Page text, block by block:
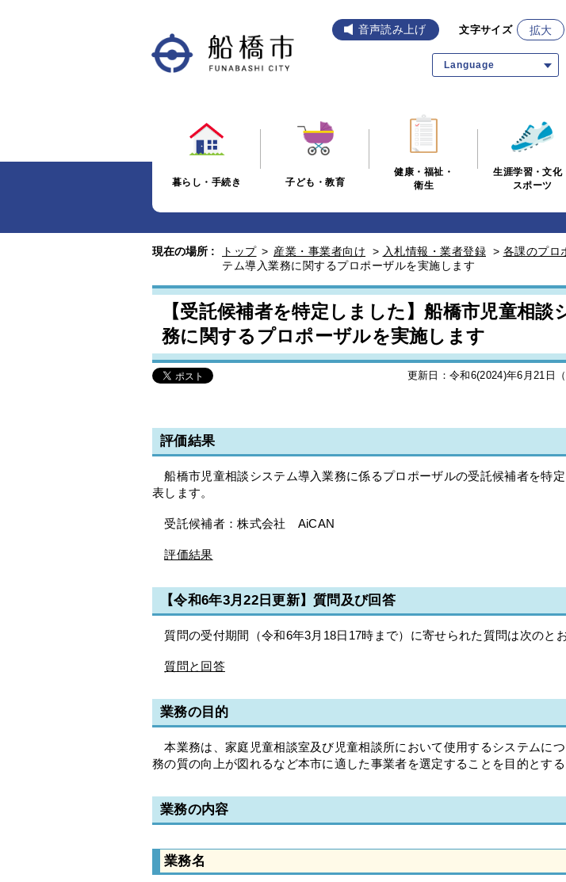
音声読み上げ 文字サイズ 拡大
Language
暮らし・手続き 子ども・教育
健康・福祉・
衛生
生涯学習・文化
スポーツ
現在の場所 : トップ > 産業・事業者向け > 入札情報・業者登録 > 各課のプロ
テム導入業務に関するプロポーザルを実施します
【受託候補者を特定しました】船橋市児童相談
務に関するプロポーザルを実施します
更新日：令和6(2024)年6月21日（
評価結果
船橋市児童相談システム導入業務に係るプロポーザルの受託候補者を特
表します。
受託候補者：株式会社 AiCAN
評価結果
【令和6年3月22日更新】質問及び回答
質問の受付期間（令和6年3月18日17時まで）に寄せられた質問は次のとお
質問と回答
業務の目的
本業務は、家庭児童相談室及び児童相談所において使用するシステムに
務の質の向上が図れるなど本市に適した事業者を選定することを目的とする
業務の内容
業務名